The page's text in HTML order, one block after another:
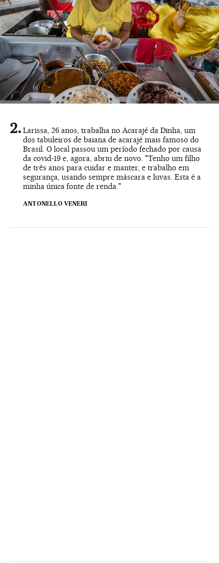
Larissa, 26 anos, trabalha no Acarajé da Dinha, um
dos tabuleiros de baiana de acarajé mais famoso do
Brasil. O local passou um período fechado por causa
da covid-19 e, agora, abriu de novo. "Tenho um filho
de três anos para cuidar e manter, e trabalho em
segurança, usando sempre máscara e luvas. Esta é a
minha única fonte de renda."
ANTONELLO VENERI